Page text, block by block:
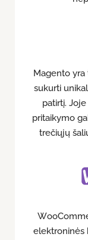
Magento yra
sukurti
patirtį.
pritaikymo
trečiųjų
elektroninės